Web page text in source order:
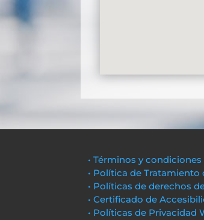
• Términos y condiciones
• Política de Tratamiento
• Políticas de derechos
• Certificado de
• Políticas de Privacidad